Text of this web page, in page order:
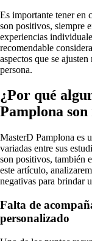
Es importante tener en
son positivos, siempre
experiencias
recomendable
aspectos que se
persona.
¿Por qué
Pamplona son
MasterD Pamplona es
variadas entre sus
son positivos, también
este artículo,
negativas para brindar
Falta de
personalizado